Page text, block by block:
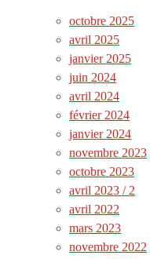
octobre 2025
avril 2025
janvier 2025
juin 2024
avril 2024
février 2024
janvier 2024
novembre 2023
octobre 2023
avril 2023 / 2
avril 2022
mars 2023
novembre 2022